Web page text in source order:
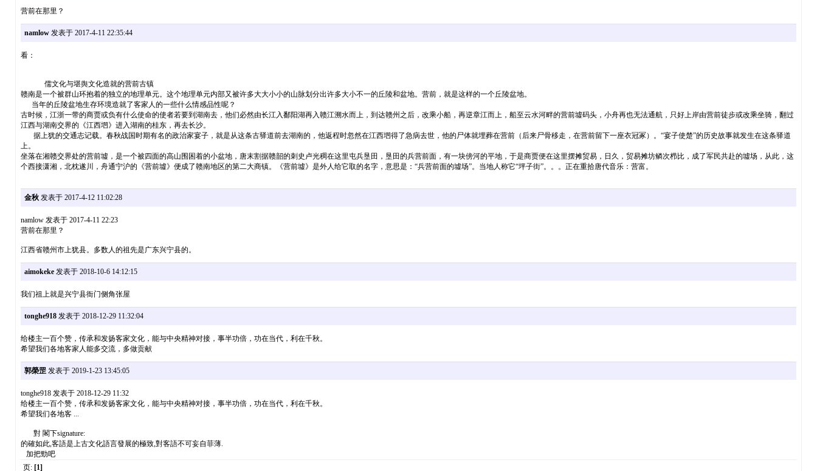
营前在那里？
namlow发表于 2017-4-11 22:35:44
看：
儒文化与堪舆文化造就的营前古镇
赣南是一个被群山环抱着的独立的地理单元。这个地理单元内部又被许多大大小小的山脉划分出许多大小不一的丘陵和盆地。营前，就是这样的一个丘陵盆地。
当年的丘陵盆地生存环境造就了客家人的一些什么情感品性呢？
古时候，江浙一带的商贾或负有什么使命的使者若要到湖南去，他们必然由长江入鄱阳湖再入赣江溯水而上，到达赣州之后，改乘小船，再逆章江而上，船至云水河畔的营前墟码头，小舟再也无法通航，只好上岸由营前徒步或改乘坐骑，翻过
江西与湖南交界的《江西垇》进入湖南的桂东，再去长沙。
据上犹的交通志记载。春秋战国时期有名的政治家宴子，就是从这条古驿道前去湖南的，他返程时忽然在江西垇得了急病去世，他的尸体就埋葬在营前（后来尸骨移走，在营前留下一座衣冠冢）。“宴子使楚”的历史故事就发生在这条驿道
上。
坐落在湘赣交界处的营前墟，是一个被四面的高山围困着的小盆地，唐末割据赣韶的刺史卢光稠在这里屯兵垦田，垦田的兵营前面，有一块傍河的平地，于是商贾便在这里摆摊贸易，日久，贸易摊坊鳞次栉比，成了军民共赴的墟场，从此，这
个西接潇湘，北枕遂川，舟通宁沪的《营前墟》便成了赣南地区的第二大商镇。《营前墟》是外人给它取的名字，意思是：“兵营前面的墟场”。当地人称它“坪子街”。。。正在重拾唐代音乐：营富。
金秋发表于 2017-4-12 11:02:28
namlow 发表于 2017-4-11 22:23
营前在那里？
江西省赣州市上犹县。多数人的祖先是广东兴宁县的。
aimokeke发表于 2018-10-6 14:12:15
我们祖上就是兴宁县衙门侧角张屋
tonghe918发表于 2018-12-29 11:32:04
给楼主一百个赞，传承和发扬客家文化，能与中央精神对接，事半功倍，功在当代，利在千秋。
希望我们各地客家人能多交流，多做贡献
郭榮罡发表于 2019-1-23 13:45:05
tonghe918 发表于 2018-12-29 11:32
给楼主一百个赞，传承和发扬客家文化，能与中央精神对接，事半功倍，功在当代，利在千秋。
希望我们各地客 ...
對 閣下signature:
的確如此,客語是上古文化語言發展的極致,對客語不可妄自菲薄.
加把勁吧
页: [1]